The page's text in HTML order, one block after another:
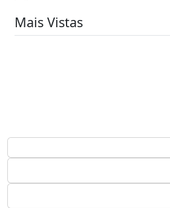
Mais Vistas